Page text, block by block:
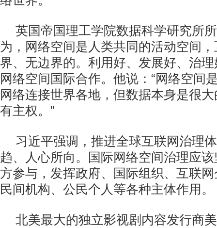
英国帝国理工学院数据科学研究所
为，网络空间是人类共同的活动空间
界、无边界的。利用好、发展好、治
网络空间国际合作。他说：“网络空间
网络连接世界各地，但数据本身是很
有主权。”
习近平强调，推进全球互联网治理
趋、人心所向。国际网络空间治理应
方参与，发挥政府、国际组织、互联
民间机构、公民个人等各种主体作用。
北美最大的独立影视剧内容发行商